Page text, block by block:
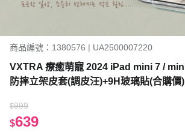
商品編號：1380576 | UA2500007220
VXTRA 療癒萌寵 2024 iPad mini 7 /
防摔立架皮套(調皮汪)+9H玻璃貼(合購價)
$999
$639